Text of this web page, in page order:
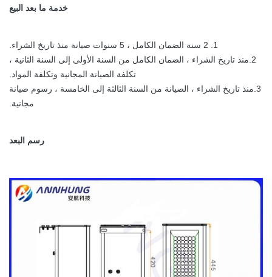
خدمة ما بعد البيع
1. 2 سنة الضمان الكامل ، 5 سنوات صيانة منذ تاريخ الشراء.
2.منذ تاريخ الشراء ، الضمان الكامل من السنة الأولى إلى السنة الثانية ،
تكلفة الصيانة المجانية وتكلفة المواد.
3.منذ تاريخ الشراء ، الصيانة من السنة الثالثة إلى الخامسة ، رسوم صيانة
مجانية.
رسم البعد